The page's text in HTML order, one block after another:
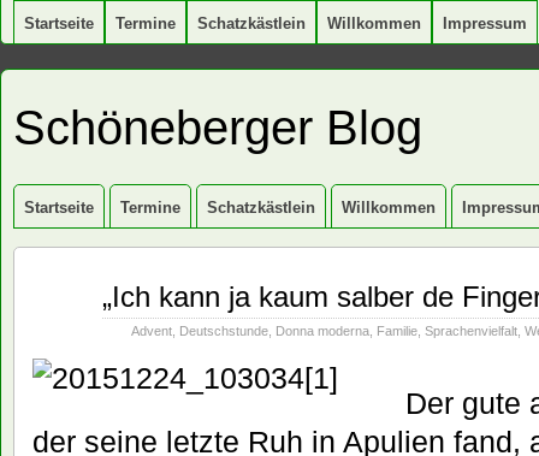
Startseite Termine Schatzkästlein Willkommen Impressum
Schöneberger Blog
Startseite Termine Schatzkästlein Willkommen
„Ich kann ja kaum salber de
Advent Deutschstunde Donna moderna Familie Sprachenvielfalt
Der gute
der seine letzte Ruh in Apulien fand,